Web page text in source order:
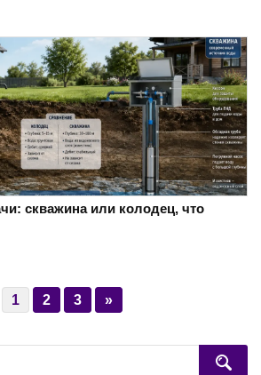
скважина или колодец, что
1 2 3 »